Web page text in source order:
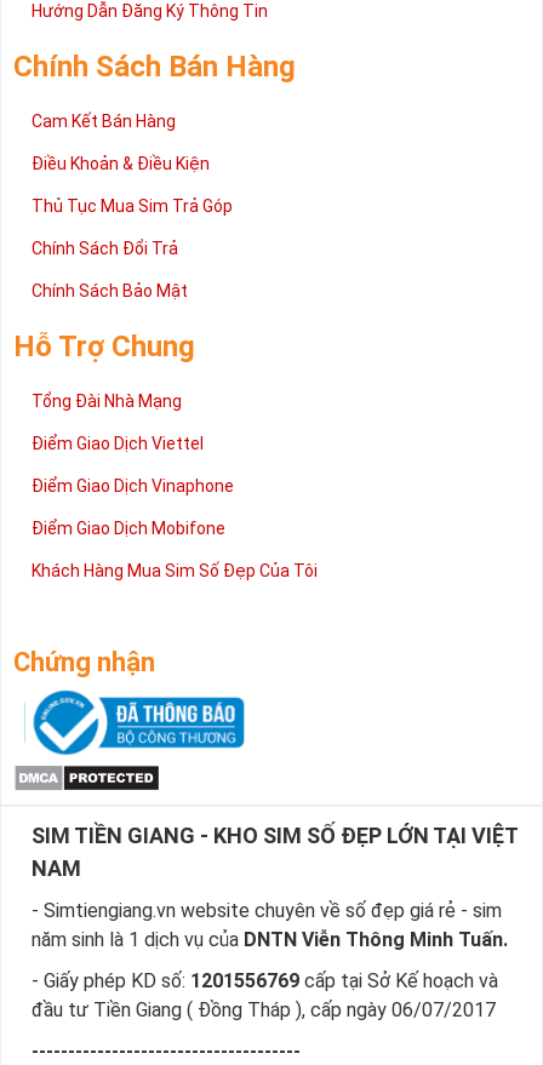
2 đang được rất nhiều khách hàng tin tưởng lựa chọn trên thị
cấp trong bài viết này sẽ giúp bạn hiểu rõ ý nghĩa và các bước đặt
mua sim số tại Sim Tiền Giang nhanh chóng nhất.
Chúc quý khách tìm được chiếc sim Tứ quý 2 như ý!
Hướng Dẫn Đăng Ký Thông Tin
Chính Sách Bán Hàng
Cam Kết Bán Hàng
Điều Khoản & Điều Kiện
Thủ Tục Mua Sim Trả Góp
Chính Sách Đổi Trả
Chính Sách Bảo Mật
Hỗ Trợ Chung
Tổng Đài Nhà Mạng
Điểm Giao Dịch Viettel
Điểm Giao Dịch Vinaphone
Điểm Giao Dịch Mobifone
Khách Hàng Mua Sim Số Đẹp Của Tôi
Chứng nhận
SIM TIỀN GIANG - KHO SIM SỐ ĐẸP LỚN TẠI VIỆT
NAM
- Simtiengiang.vn website chuyên về số đẹp giá rẻ - sim
năm sinh là 1 dịch vụ của DNTN Viễn Thông Minh Tuấn.
- Giấy phép KD số: 1201556769 cấp tại Sở Kế hoạch và
đầu tư Tiền Giang ( Đồng Tháp ), cấp ngày 06/07/2017
-------------------------------------